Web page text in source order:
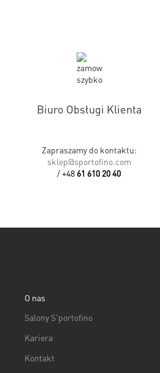
Biuro Obsługi Klienta
Zapraszamy do kontaktu:
sklep@sportofino.com
/+48 61 610 20 40
O nas
Salony S'portofino
Kariera
Kontakt